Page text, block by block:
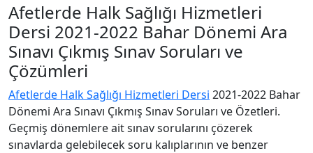
Afetlerde Halk Sağlığı Hizmetleri
Dersi 2021-2022 Bahar Dönemi Ara
Sınavı Çıkmış Sınav Soruları ve
Çözümleri
Afetlerde Halk Sağlığı Hizmetleri Dersi 2021-2022 Bahar
Dönemi Ara Sınavı Çıkmış Sınav Soruları ve Özetleri.
Geçmiş dönemlere ait sınav sorularını çözerek
sınavlarda gelebilecek soru kalıplarının ve benzer